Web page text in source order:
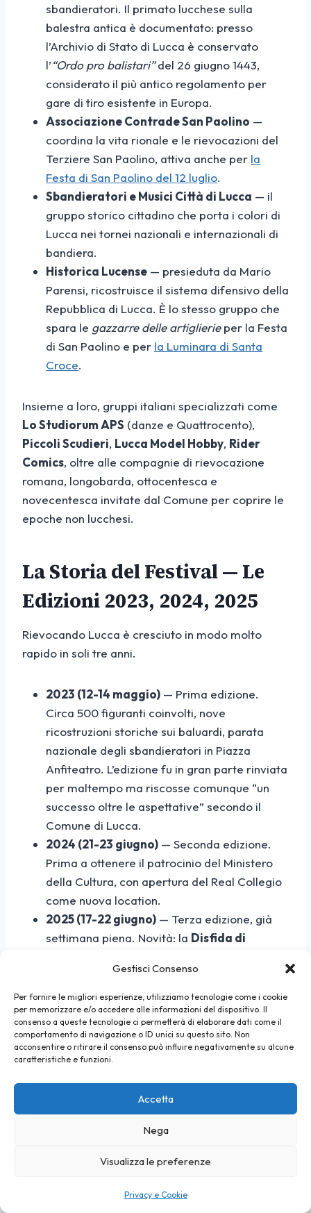
Gestisci Consenso
Per fornire le migliori esperienze, utilizziamo tecnologie come i cookie
per memorizzare e/o accedere alle informazioni del dispositivo. Il
consenso a queste tecnologie ci permetterà di elaborare dati come il
comportamento di navigazione o ID unici su questo sito. Non
acconsentire o ritirare il consenso può influire negativamente su alcune
caratteristiche e funzioni.
Accetta
Nega
Visualizza le preferenze
Privacy e Cookie
sbandieratori. Il primato lucchese sulla
balestra antica è documentato: presso
l’Archivio di Stato di Lucca è conservato
l’“Ordo pro balistari”del 26 giugno 1443,
considerato il più antico regolamento per
gare di tiro esistente in Europa.
Associazione Contrade San Paolino —
coordina la vita rionale e le rievocazioni del
Terziere San Paolino, attiva anche per la
Festa di San Paolino del 12 luglio.
Sbandieratori e Musici Città di Lucca — il
gruppo storico cittadino che porta i colori di
Lucca nei tornei nazionali e internazionali di
bandiera.
Historica Lucense — presieduta da Mario
Parensi, ricostruisce il sistema difensivo della
Repubblica di Lucca. È lo stesso gruppo che
spara le gazzarre delle artiglierieper la Festa
di San Paolino e per la Luminara di Santa
Croce.
Insieme a loro, gruppi italiani specializzati come
Lo Studiorum APS (danze e Quattrocento),
Piccoli Scudieri, Lucca Model Hobby, Rider
Comics, oltre alle compagnie di rievocazione
romana, longobarda, ottocentesca e
novecentesca invitate dal Comune per coprire le
epoche non lucchesi.
La Storia del Festival — Le
Edizioni 2023, 2024, 2025
Rievocando Lucca è cresciuto in modo molto
rapido in soli tre anni.
2023 (12-14 maggio) — Prima edizione.
Circa 500 figuranti coinvolti, nove
ricostruzioni storiche sui baluardi, parata
nazionale degli sbandieratori in Piazza
Anfiteatro. L’edizione fu in gran parte rinviata
per maltempo ma riscosse comunque “un
successo oltre le aspettative” secondo il
Comune di Lucca.
2024 (21-23 giugno) — Seconda edizione.
Prima a ottenere il patrocinio del Ministero
della Cultura, con apertura del Real Collegio
come nuova location.
2025 (17-22 giugno) — Terza edizione, già
settimana piena. Novità: la Disfida di
anniversario della Battaglia di Altopascio,
vinta dalla Società dei Terzieri di Massa
Marittima), la rievocazione dell’ex Campo
Balillaa 25 anni dalla chiusura, l’introduzione
dei laboratori LEGO. Record di 15.600
2026 (19-24 maggio)— Quarta edizione,
nuova denominazione “Rievocando Lucca”.
Spostamento da giugno a maggio per
il clima più clemente.